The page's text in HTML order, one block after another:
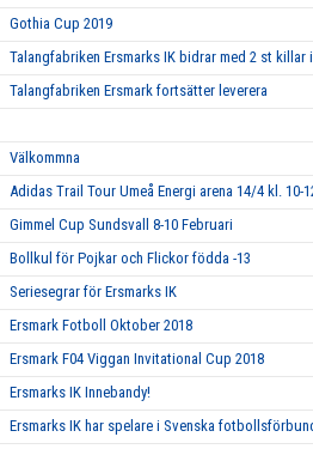
Gothia Cup 2019
Talangfabriken Ersmarks IK bidrar med 2 st killar
Talangfabriken Ersmark fortsätter leverera
Välkommna
Adidas Trail Tour Umeå Energi arena 14/4 kl. 10-
Gimmel Cup Sundsvall 8-10 Februari
Bollkul för Pojkar och Flickor födda -13
Seriesegrar för Ersmarks IK
Ersmark Fotboll Oktober 2018
Ersmark F04 Viggan Invitational Cup 2018
Ersmarks IK Innebandy!
Ersmarks IK har spelare i Svenska